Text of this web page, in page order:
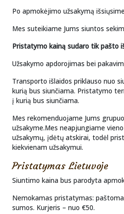
Po apmokėjimo užsakymą
Mes suteikiame Jums siuntos
Pristatymo kainą sudaro tik pašto
Užsakymo apdorojimas bei
Transporto išlaidos priklauso nuo
kurią bus siunčiama. Pristatymo
į kurią bus siunčiama.
Mes rekomenduojame Jums
užsakyme.Mes neapjungiame
užsakymų, įdėtų atskirai, todėl
kiekvienam užsakymui.
Pristatymas Lietuvoje
Siuntimo kaina bus parodyta
Nemokamas pristatymas:
sumos. Kurjeris – nuo €50.